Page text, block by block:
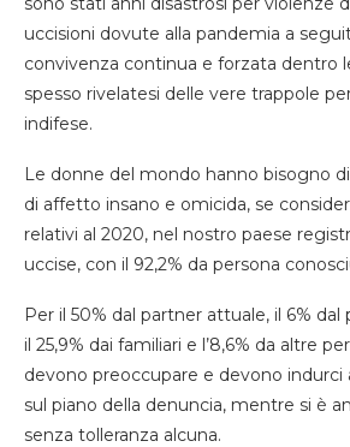
uccisioni dovute alla pandemia a
convivenza continua e forzata dentro
spesso rivelatesi delle vere trappole
indifese.
Le donne del mondo hanno bisogno
di affetto insano e omicida, se
relativi al 2020, nel nostro paese
uccise, con il 92,2% da persona
Per il 50% dal partner attuale, il 6%
il 25,9% dai familiari e l’8,6% da altre
devono preoccupare e devono indurci
sul piano della denuncia, mentre si è
senza tolleranza alcuna.